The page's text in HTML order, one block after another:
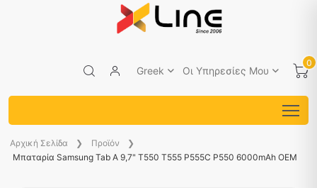
Greek Οι Υπηρεσίες Μου
0
Aρχική Σελίδα
Προϊόν
Μπαταρία Samsung Tab A 9,7" T550 T555 P555C P550 6000mAh OEM